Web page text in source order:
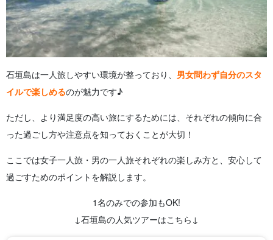
石垣島は一人旅しやすい環境が整っており、 男女問わず自分のスタ
イルで楽しめるのが魅力です♪
ただし、より満足度の高い旅にするためには、それぞれの傾向に合
った過ごし方や注意点を知っておくことが大切！
ここでは女子一人旅・男の一人旅それぞれの楽しみ方と、安心して
過ごすためのポイントを解説します。
1名のみでの参加もOK!
↓石垣島の人気ツアーはこちら↓